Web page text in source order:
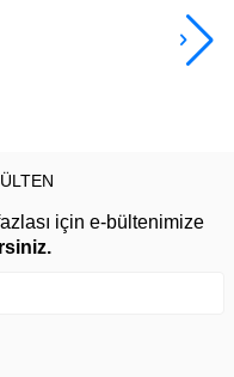
için e-bültenimize